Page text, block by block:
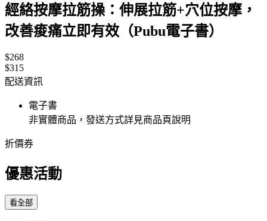
經絡按摩拉筋操：伸展拉筋+穴位按摩，
改善痠痛立即有效（Pubu電子書）
$268
$315
配送資訊
電子書
非實體商品，發送方式詳見商品頁說明
折價券
優惠活動
看全部